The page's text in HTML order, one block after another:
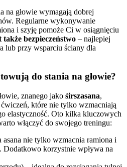
na głowie wymagają dobrej
Regularne wykonywanie
i szyję pomoże Ci w osiągnięciu
także bezpieczeństwo – najlepiej
lub przy wsparciu ściany dla
do stania na głowie?
znanego jako śirszasana,
które nie tylko wzmacniają
elastyczność. Oto kilka kluczowych
włączyć do swojego treningu:
asana nie tylko wzmacnia ramiona i
Dodatkowo korzystnie wpływa na